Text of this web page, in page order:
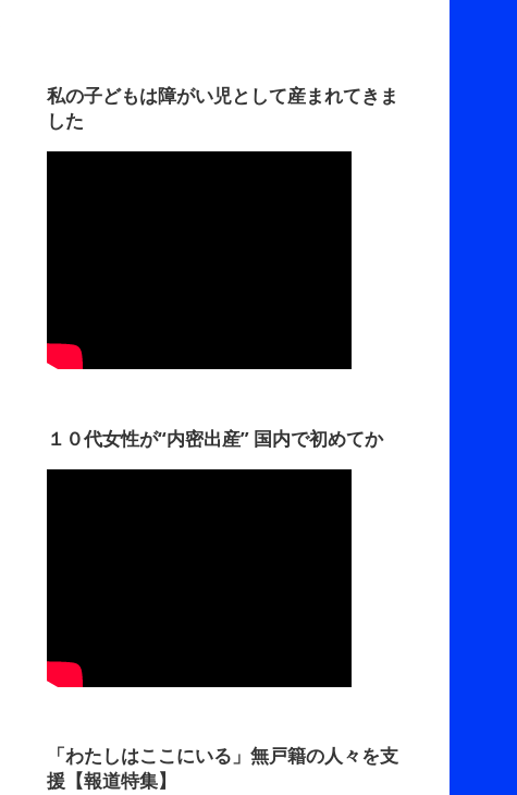
私の子どもは障がい児として産まれてきま
した
１０代女性が“内密出産” 国内で初めてか
「わたしはここにいる」無戸籍の人々を支
援【報道特集】